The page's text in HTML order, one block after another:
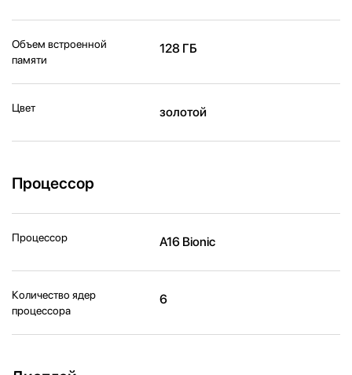
Объем встроенной
памяти
128 ГБ
Цвет золотой
Процессор
Процессор A16 Bionic
Количество ядер
процессора
6